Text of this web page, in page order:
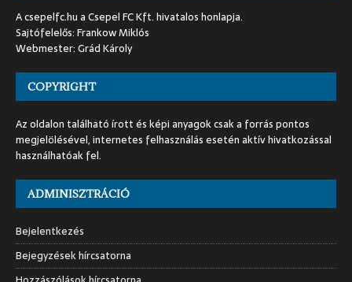
A csepelfc.hu a Csepel FC Kft. hivatalos honlapja.
Sajtófelelős: Frankow Miklós
Webmester: Grád Károly
COPYRIGHT
Az oldalon található írott és képi anyagok csak a forrás pontos
megjelölésével, internetes felhasználás esetén aktív hivatkozással
használhatóak fel.
ADMINISZTRÁCIÓ
Bejelentkezés
Bejegyzések hírcsatorna